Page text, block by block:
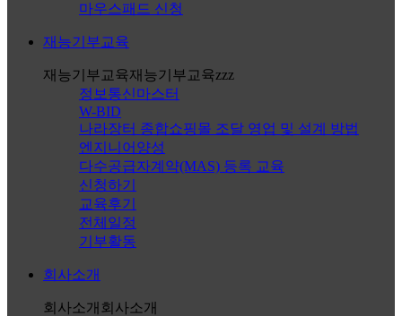
마우스패드 신청
재능기부교육
재능기부교육재능기부교육zzz
정보통신마스터
W-BID
나라장터 종합쇼핑몰 조달 영업 및 설계 방법
엔지니어양성
다수공급자계약(MAS) 등록 교육
신청하기
교육후기
전체일정
기부활동
회사소개
회사소개 회사소개